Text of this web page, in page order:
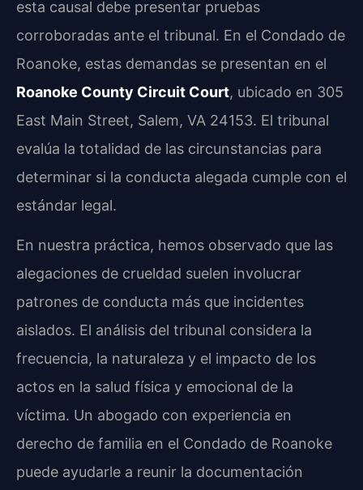
esta causal debe presentar pruebas
corroboradas ante el tribunal. En el Condado de
Roanoke, estas demandas se presentan en el
Roanoke County Circuit Court, ubicado en 305
East Main Street, Salem, VA 24153. El tribunal
evalúa la totalidad de las circunstancias para
determinar si la conducta alegada cumple con el
estándar legal.
En nuestra práctica, hemos observado que las
alegaciones de crueldad suelen involucrar
patrones de conducta más que incidentes
aislados. El análisis del tribunal considera la
frecuencia, la naturaleza y el impacto de los
actos en la salud física y emocional de la
víctima. Un abogado con experiencia en
derecho de familia en el Condado de Roanoke
puede ayudarle a reunir la documentación